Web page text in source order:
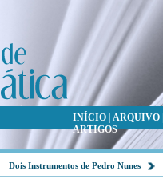
INÍCIO ARQUIVO
ARTIGOS
Dois Instrumentos de Pedro Nunes